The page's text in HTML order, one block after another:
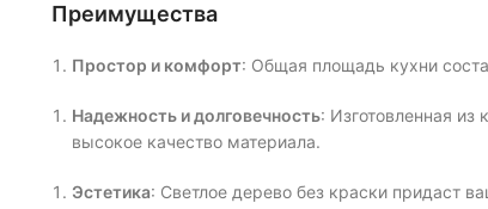
Преимущества
Простор и комфорт: Общая площадь кухни
Надежность и долговечность: Изготовленная из
высокое качество материала.
Эстетика: Светлое дерево без краски придаст